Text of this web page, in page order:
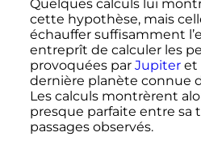
Quelques calculs lui
cette hypothèse, mais
échauffer suffisamment
entreprît de calculer les
provoquées par Jupiteret
dernière planète connue
Les calculs montrèrent
presque parfaite entre sa
passages observés.